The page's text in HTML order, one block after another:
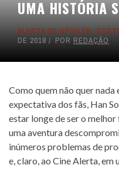
UMA HISTÓRIA
ALERTA DE SPOILER,
DE 2018
POR REDAÇÃO
Como quem não quer
expectativa dos fãs, Han
estar longe de ser o
uma aventura
inúmeros problemas de
e, claro, ao Cine Alerta, em